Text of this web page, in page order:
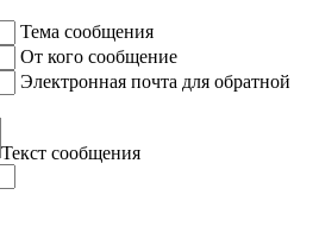
Тема сообщения
От кого сообщение
Электронная почта для обратной
Текст сообщения